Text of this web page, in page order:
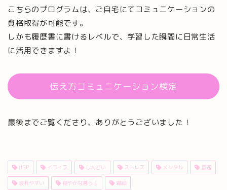
こちらのプログラムは、ご自宅にてコミュニケーションの
資格取得が可能です。
しかも履歴書に書けるレベルで、学習した瞬間に日常生活
に活用できますよ！
伝え方コミュニケーション検定
最後までご覧くださり、ありがとうございました！
HSP イライラ しんどい ストレス メンタル 普通
疲れやすい 穏やかな暮らし 繊細